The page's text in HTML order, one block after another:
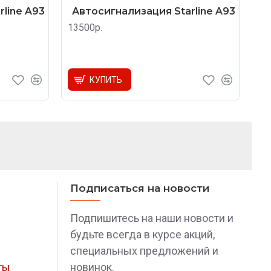
A93
Автосигнализация Starline A93
13500р.
КУПИТЬ
Подписаться на новости
Подпишитесь на наши новости и
будьте всегда в курсе акций,
специальных предложений и
новинок.